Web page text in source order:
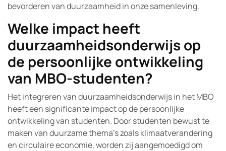
bevorderen van duurzaamheid in onze samenleving.
Welke impact heeft
duurzaamheidsonderwijs op
de persoonlijke ontwikkeling
van MBO-studenten?
Het integreren van duurzaamheidsonderwijs in het MBO
heeft een significante impact op de persoonlijke
ontwikkeling van studenten. Door studenten bewust te
maken van duurzame thema’s zoals klimaatverandering
en circulaire economie, worden zij aangemoedigd om